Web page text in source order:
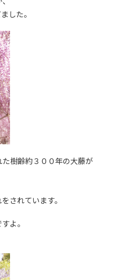
した。
樹齢約３００年の大藤が
されています。
よ。